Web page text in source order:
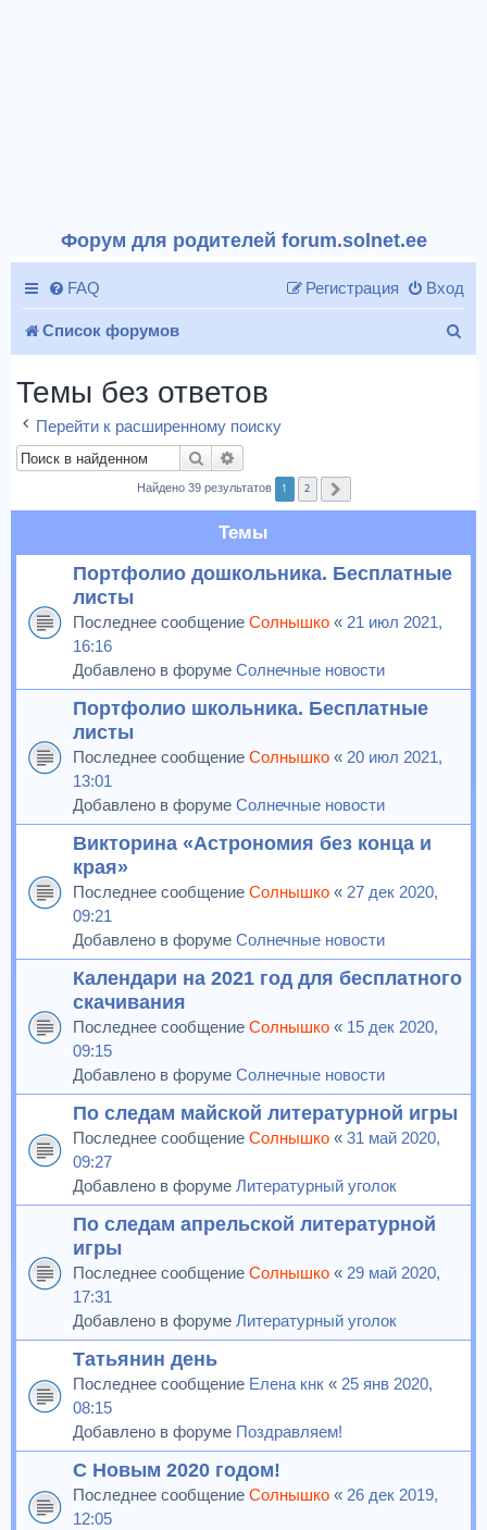
Форум для родителей forum.solnet.ee
FAQ Вход
Регистрация
Список форумов
Темы без ответов
Перейти к расширенному поиску
Поиск
Найдено 39 результатов 1 2
Темы
Портфолио дошкольника. Бесплатные
листы
Последнее сообщение Солнышко « 21 июл 2021,
16:16
Добавлено в форуме Солнечные новости
Портфолио школьника. Бесплатные
листы
Последнее сообщение Солнышко « 20 июл 2021,
13:01
Добавлено в форуме Солнечные новости
Викторина «Астрономия без конца и
края»
Последнее сообщение Солнышко « 27 дек 2020,
09:21
Добавлено в форуме Солнечные новости
Календари на 2021 год для бесплатного
скачивания
Последнее сообщение Солнышко « 15 дек 2020,
09:15
Добавлено в форуме Солнечные новости
По следам майской литературной игры
Последнее сообщение Солнышко « 31 май 2020,
09:27
Добавлено в форуме Литературный уголок
По следам апрельской литературной
игры
Последнее сообщение Солнышко « 29 май 2020,
17:31
Добавлено в форуме Литературный уголок
Татьянин день
Последнее сообщение Елена кнк « 25 янв 2020,
08:15
Добавлено в форуме Поздравляем!
С Новым 2020 годом!
Последнее сообщение Солнышко « 26 дек 2019,
12:05